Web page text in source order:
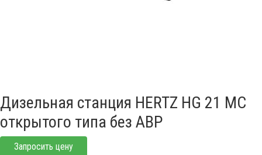
Дизельная станция HERTZ HG 21 MC
открытого типа без АВР
Запросить цену